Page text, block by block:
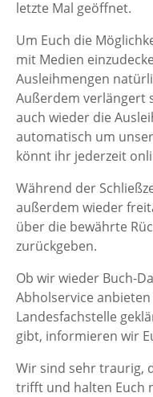
letzte Mal geöffnet.
Um Euch die
mit Medien
Ausleihmengen
Außerdem verlängert
auch wieder die
automatisch um
könnt ihr jederzeit
Während der
außerdem wieder
über die bewährte
zurückgeben.
Ob wir wieder Buch-
Abholservice
Landesfachstelle
gibt, informieren wir
Wir sind sehr traurig,
trifft und halten Euch